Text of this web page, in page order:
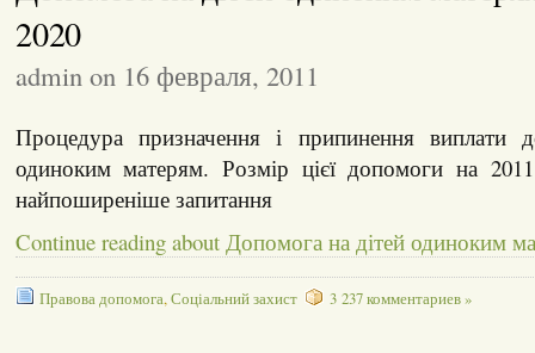
2020
admin on 16 февраля, 2011
Процедура призначення і припинення виплати
одиноким матерям. Розмір цієї допомоги на
найпоширеніше запитання
Continue reading about Допомога на дітей одиноким
Правова допомога,Соціальний захист 3 237 комментариев »